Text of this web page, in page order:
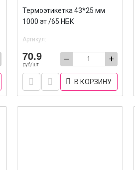
Термоэтикетка 43*25 мм
1000 эт /65 НБК
Артикул:
70.9
руб/шт
– +
В КОРЗИНУ